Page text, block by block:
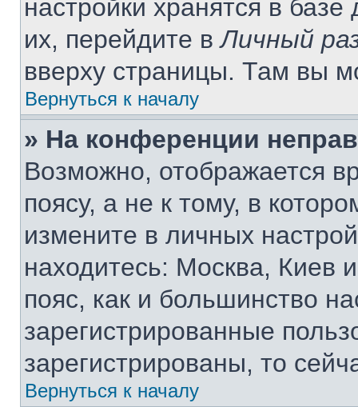
настройки хранятся в
их, перейдите вЛичный
вверху страницы. Там вы
Вернуться к началу
» На конференции
Возможно, отображается
поясу, а не к тому, в
измените в личных
находитесь: Москва, Киев
пояс, как и большинство
зарегистрированные
зарегистрированы, то
Вернуться к началу